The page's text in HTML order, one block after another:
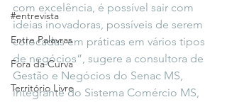
#entrevista
Entre Palavras
Fora da Curva
Território Livre
com excelência, é possível sair com
ideias inovadoras, possíveis de serem
colocadas em práticas em vários tipos
de negócios”, sugere a consultora de
Gestão e Negócios do Senac MS,
integrante do Sistema Comércio MS,